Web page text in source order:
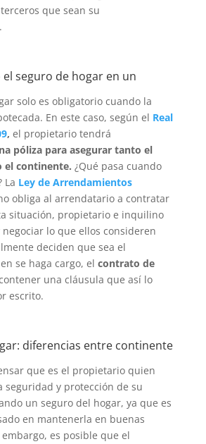
que sean su
seguro de hogar en un
solo es obligatorio cuando la
En este caso, según el Real
, el propietario tendrá
póliza para asegurar tanto el
el continente. ¿Qué pasa cuando
La Ley de Arrendamientos
obliga al arrendatario a contratar
situación, propietario e inquilino
lo que ellos consideren
deciden que sea el
se haga cargo, el contrato de
una cláusula que así lo
escrito.
diferencias entre continente
que es el propietario quien
seguridad y protección de su
un seguro del hogar, ya que es
en mantenerla en buenas
es posible que el